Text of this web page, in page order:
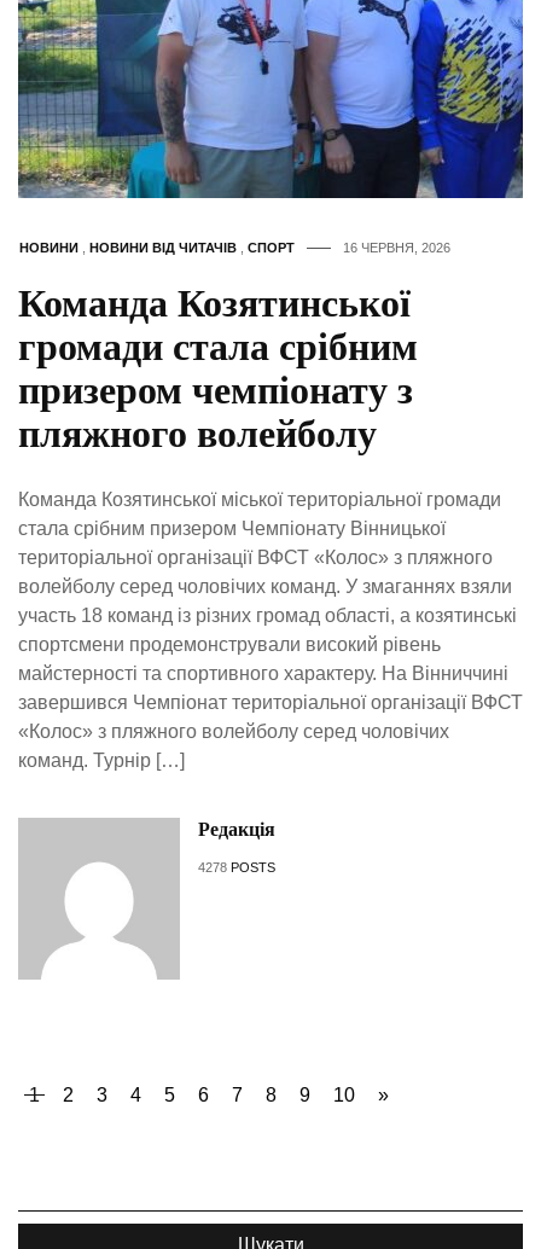
НОВИНИ НОВИНИ ВІД ЧИТАЧІВ СПОРТ 16 ЧЕРВНЯ, 2026
Команда Козятинської
громади стала срібним
призером чемпіонату з
пляжного волейболу
Команда Козятинської міської територіальної громади
стала срібним призером Чемпіонату Вінницької
територіальної організації ВФСТ «Колос» з пляжного
волейболу серед чоловічих команд. У змаганнях взяли
участь 18 команд із різних громад області, а козятинські
спортсмени продемонстрували високий рівень
майстерності та спортивного характеру. На Вінниччині
завершився Чемпіонат територіальної організації ВФСТ
«Колос» з пляжного волейболу серед чоловічих
команд. Турнір […]
Редакція
4278 POSTS
1 2 3 4 5 6 7 8 9 10 »